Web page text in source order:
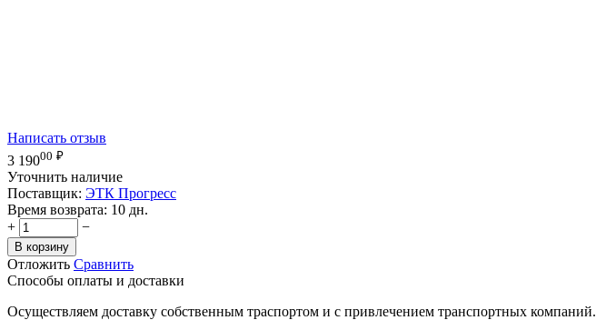
Написать отзыв
3 19000 ₽
Уточнить наличие
Поставщик: ЭТК Прогресс
Время возврата: 10 дн.
+
−
В корзину
Отложить Сравнить
Способы оплаты и доставки
Осуществляем доставку собственным траспортом и с привлечением транспортных компаний.